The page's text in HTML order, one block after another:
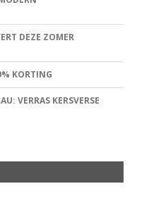
DEZE ZOMER
KORTING
VERRAS KERSVERSE